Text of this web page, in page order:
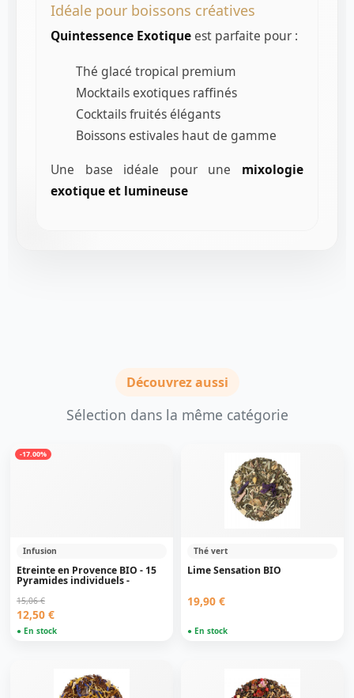
Idéale pour boissons créatives
Quintessence Exotique est parfaite pour :
Thé glacé tropical premium
Mocktails exotiques raffinés
Cocktails fruités élégants
Boissons estivales haut de gamme
Une base idéale pour une mixologie
exotique et lumineuse
Découvrez aussi
Sélection dans la même catégorie
-17.00%
Infusion
Etreinte en Provence BIO - 15
Pyramides individuels -
15,06 €
12,50 €
● En stock
Thé vert
Lime Sensation BIO
19,90 €
● En stock